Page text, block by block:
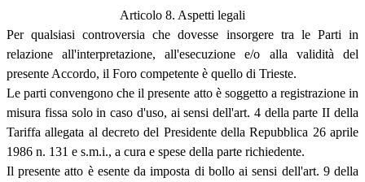
Articolo 8. Aspetti legali
Per qualsiasi controversia che dovesse insorgere tra le Parti in
relazione all'interpretazione, all'esecuzione e/o alla validità del
presente Accordo, il Foro competente è quello di Trieste.
Le parti convengono che il presente atto è soggetto a registrazione in
misura fissa solo in caso d'uso, ai sensi dell'art. 4 della parte II della
Tariffa allegata al decreto del Presidente della Repubblica 26 aprile
1986 n. 131 e s.m.i., a cura e spese della parte richiedente.
Il presente atto è esente da imposta di bollo ai sensi dell'art. 9 della